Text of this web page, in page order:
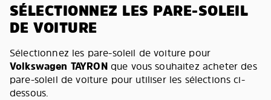
SÉLECTIONNEZ LES PARE-SOLEIL
DE VOITURE
Sélectionnez les pare-soleil de voiture pour
Volkswagen TAYRONque vous souhaitez acheter des
pare-soleil de voiture pour utiliser les sélections ci-
dessous.